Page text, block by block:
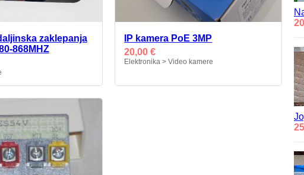
zaklepanja
868MHZ
IP kamera PoE 3MP
20,00 €
Elektronika > Video kamere